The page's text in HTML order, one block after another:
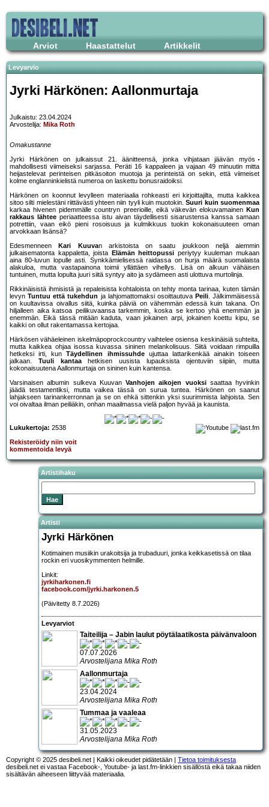
Arviot Haastattelut Artikkelit
Levyarvio
Jyrki Härkönen: Aallonmurtaja
Julkaistu: 23.04.2024
Arvostelija: Mika Roth
Omakustanne
Jyrki Härkönen on julkaissut 21. äänitteensä, jonka vihjataan jäävän myös
mahdollisesti viimeiseksi sarjassa. Peräti 16 kappaleen ja vajaan 49 minuutin mitta
heijastelevat perinteisen pitkäsoiton muotoja ja perinteistä on sekin, että viimeiset
kolme englanninkielistä numeroa on laskettu bonusraidoiksi.
Härkönen on koonnut levylleen materiaalia rohkeasti eri kirjoittajilta, mutta kaikkea
sitoo silti mielestäni riittävästi yhteen niin tyyli kuin muotokin.Suuri kuin suomenmaa
karkaa hivenen pidemmälle countryn preerioille, eikä väkevän elokuvamainen Kun
rakkaus lähtee periaatteessa istu aivan täydellisesti sisarustensa kanssa samaan
potrettiin, vaan eikö pieni rosoisuus ja kulmikkuus tuokin kokonaisuuteen oman
arvokkaan lisänsä?
Edesmenneen
Kari Kuuvan arkistoista on saatu joukkoon neljä aiemmin
julkaisematonta kappaletta, joista
Elämän heittopussi periytyy kuuleman mukaan
aina 80-luvun lopulle asti. Synkkämielisessä raidassa on hurja määrä suomalaista
alakuloa, mutta vastapainona toimii yllättäen vihellys. Lisä on alkuun vähäisen
tuntuinen, mutta lopulta juuri siitä syntyy aito ja sydämeen asti ulottuva murtolinja.
Rikkinäisistä ihmisistä ja repaleisista kohtaloista on tehty monta tarinaa, kuten tämän
levynTuntuu että tukehdun ja lahjomattomaksi osoittautuva Peili. Jälkimmäisessä
on kuultavissa oivallus siitä, kuinka päiviä on vähemmän edessä kuin takana. On
hiljalleen aika katsoa peilikuvaansa tarkemmin, koska se kertoo yhä enemmän ja
enemmän. Eikä tässä mitään kaduta, vaan jokainen arpi, jokainen koettu kipu, se
kaikki on ollut rakentamassa kertojaa.
Härkösen vähäeleinen iskelmäpoprockcountry vaihtelee osiensa keskinäisiä suhteita,
mutta kaikkea ohjaa isossa kuvassa sininen melankolisuus. Siitä voidaan rimpuilla
hetkeksi irti, kunTäydellinen ihmissuhdeujuttaa lattarikenkää ainakin toiseen
jalkaan. Tuuli kantaahetkisen uusista lupauksista ojentuviin siipiin, mutta
kokonaisuutena Aallonmurtaja on sininen kuin kantensa.
Varsinaisen albumin sulkeva Kuuvan Vanhojen aikojen vuoksisaattaa hyvinkin
jäädä testamentiksi, mutta vaikea tässä on surua tuntea. Härkönen on saanut
lahjakseen tarinankerronnan ja se on ehkä sittenkin yksi suurimmista lahjoista. Sen
voi oivaltaa ilman peiliäkin, onhan maailmassa vielä paljon hyvää ja kaunista.
Lukukertoja: 2538
Rekisteröidy niin voit
kommentoida levyä
Artistihaku
Artisti
Jyrki Härkönen
Kotimainen musiikin urakoitsija ja trubaduuri, jonka keikkasetissä on tilaa
rockin eri vuosikymmenten helmille.
Linkit:
jyrkiharkonen.fi
facebook.com/jyrki.harkonen.5
(Päivitetty 8.7.2026)
Levyarviot
Taiteilija – Jabin laulut pöytälaatikosta päivänvaloon
07.07.2026
Arvostelijana Mika Roth
Aallonmurtaja
23.04.2024
Arvostelijana Mika Roth
Tummaa ja vaaleaa
31.05.2023
Arvostelijana Mika Roth
Copyright © 2025 desibeli.net | Kaikki oikeudet pidätetään | Tietoa toimituksesta
desibeli.net ei vastaa Facebook-, Youtube- ja last.fm-linkkien sisällöstä eikä takaa niiden
sisältävän aiheeseen liittyvää materiaalia.